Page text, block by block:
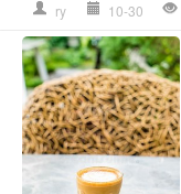
ry 10-30